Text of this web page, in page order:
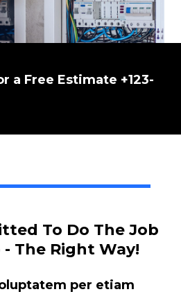
a Free Estimate +123-
To Do The Job
- The Right Way!
per etiam